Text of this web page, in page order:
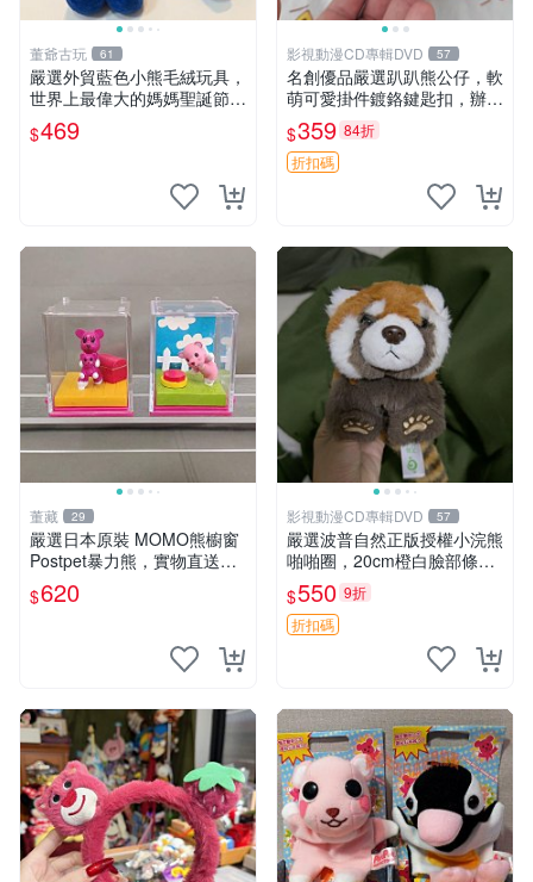
董爺古玩 61
嚴選外貿藍色小熊毛絨玩具，
世界上最偉大的媽媽聖誕節推
薦禮物 五角星 兒童玩具 母親
節
$469
影視動漫CD專輯DVD 57
名創優品嚴選趴趴熊公仔，軟
萌可愛掛件鍍鉻鍵匙扣，辦公
放松好選擇 趴趴熊 鍍鉻鍵匙
扣 萬用掛件
$359 84折
折扣碼
董藏 29
嚴選日本原裝 MOMO熊櫥窗
Postpet暴力熊，實物直送新
臺灣。MOMO熊 暴力熊 熊貓
櫥窗
$620
影視動漫CD專輯DVD 57
嚴選波普自然正版授權小浣熊
啪啪圈，20cm橙白臉部條紋
清晰，毛絨超萌贈品推薦。
小浣熊 波普 圈環
$550 9折
折扣碼